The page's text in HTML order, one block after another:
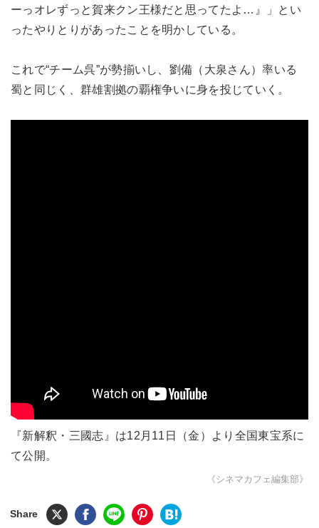
ーっオレずっと賀来クン王様だと思ってたよ…』」とい
ったやりとりがあったことを明かしている。
これで“チーム呉”が勢揃いし、劉備（大泉さん）率いる
蜀と同じく、群雄割拠の覇権争いに身を投じていく。
『新解釈・三國志』は12月11日（金）より全国東宝系に
て公開。
《シネマカフェ編集部》